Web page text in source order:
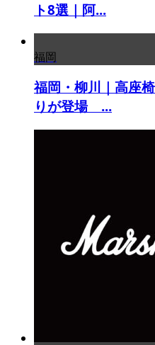
ト8選｜阿...
福岡
福岡・柳川｜高座
りが登場 ...